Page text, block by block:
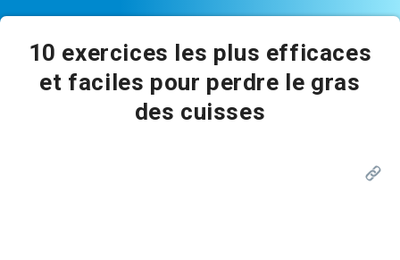
10 exercices les plus efficaces
et faciles pour perdre le gras
des cuisses